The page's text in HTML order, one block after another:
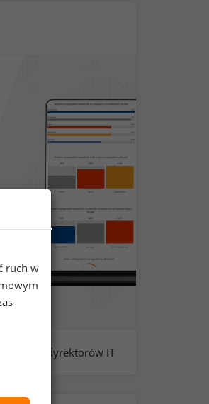
305 - dyrektorów IT
ruch w